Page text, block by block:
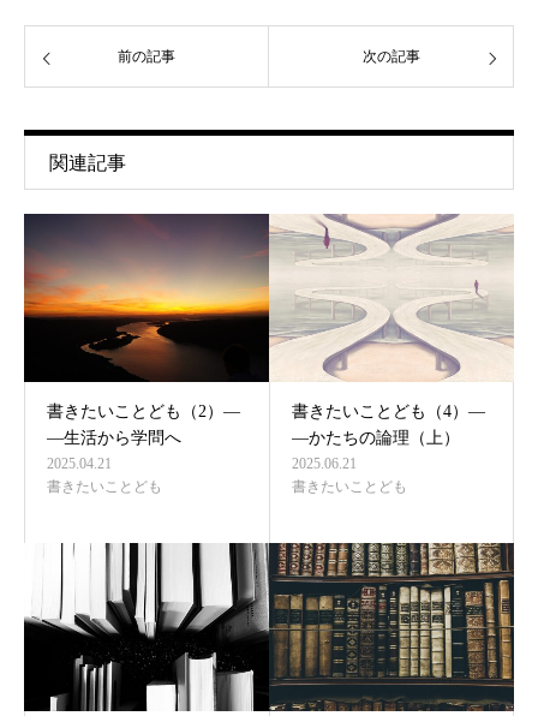
前の記事 次の記事
関連記事
書きたいことども（2）―
―生活から学問へ
2025.04.21
書きたいことども
書きたいことども（4）―
―かたちの論理（上）
2025.06.21
書きたいことども